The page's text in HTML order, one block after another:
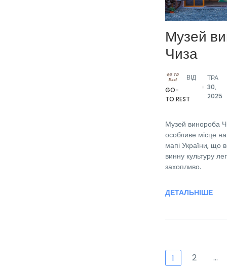
Музей
Чиза
ВІД
GO-
TO.REST
ТРА
30,
2025
Музей винороба
особливе місце на
мапі України, що
винну культуру
захопливо.
ДЕТАЛЬНІШЕ
1 2 …